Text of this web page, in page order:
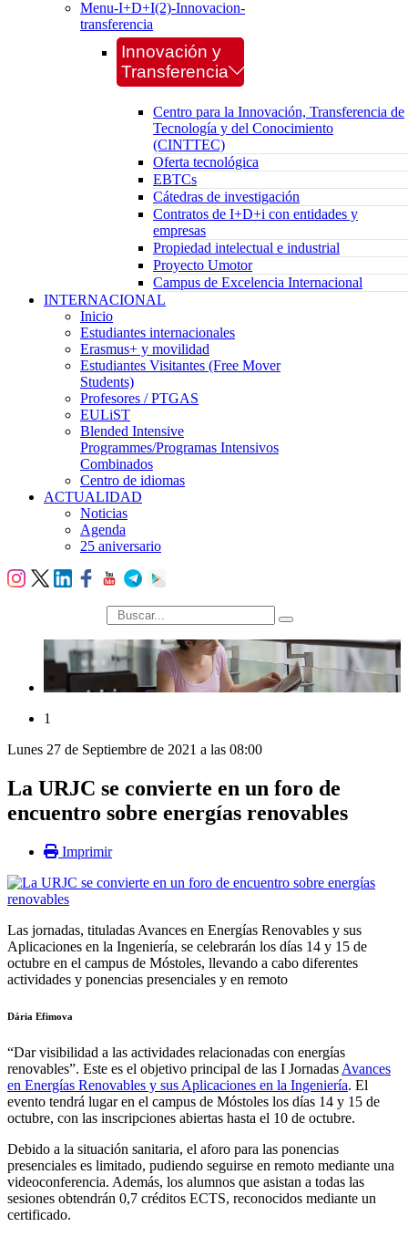
Menu-I+D+I(2)-Innovacion-
transferencia
Innovación y
Transferencia
Centro para la Innovación, Transferencia de
Tecnología y del Conocimiento
(CINTTEC)
Oferta tecnológica
EBTCs
Cátedras de investigación
Contratos de I+D+i con entidades y
empresas
Propiedad intelectual e industrial
Proyecto Umotor
Campus de Excelencia Internacional
INTERNACIONAL
Inicio
Estudiantes internacionales
Erasmus+ y movilidad
Estudiantes Visitantes (Free Mover
Students)
Profesores / PTGAS
EULiST
Blended Intensive
Programmes/Programas Intensivos
Combinados
Centro de idiomas
ACTUALIDAD
Noticias
Agenda
25 aniversario
búsqueda
1
Lunes 27 de Septiembre de 2021 a las 08:00
La URJC se convierte en un foro de
encuentro sobre energías renovables
Imprimir
Las jornadas, tituladas Avances en Energías Renovables y sus
Aplicaciones en la Ingeniería, se celebrarán los días 14 y 15 de
octubre en el campus de Móstoles, llevando a cabo diferentes
actividades y ponencias presenciales y en remoto
Dária Efimova
“Dar visibilidad a las actividades relacionadas con energías
renovables”. Este es el objetivo principal de las I Jornadas Avances
en Energías Renovables y sus Aplicaciones en la Ingeniería. El
evento tendrá lugar en el campus de Móstoles los días 14 y 15 de
octubre, con las inscripciones abiertas hasta el 10 de octubre.
Debido a la situación sanitaria, el aforo para las ponencias
presenciales es limitado, pudiendo seguirse en remoto mediante una
videoconferencia. Además, los alumnos que asistan a todas las
sesiones obtendrán 0,7 créditos ECTS, reconocidos mediante un
certificado.